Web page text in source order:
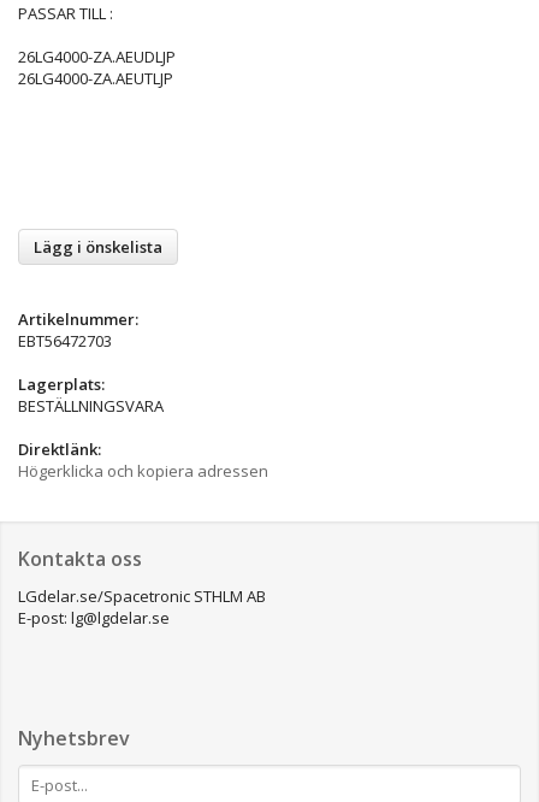
PASSAR TILL :
26LG4000-ZA.AEUDLJP
26LG4000-ZA.AEUTLJP
Lägg i önskelista
Artikelnummer:
EBT56472703
Lagerplats:
BESTÄLLNINGSVARA
Direktlänk:
Högerklicka och kopiera adressen
Kontakta oss
LGdelar.se/Spacetronic STHLM AB
E-post: lg@lgdelar.se
Nyhetsbrev